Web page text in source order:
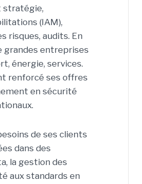
stratégie,
(IAM),
risques, audits. En
grandes entreprises
énergie, services.
renforcé ses offres
en sécurité
de ses clients
dans des
la gestion des
aux standards en